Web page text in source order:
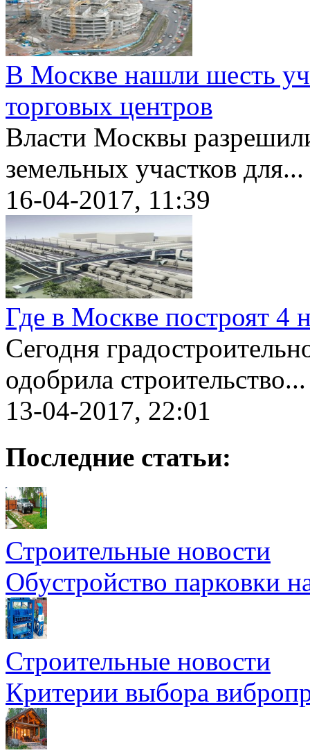
В Москве нашли шесть
торговых центров
Власти Москвы
земельных участков для...
16-04-2017, 11:39
Где в Москве построят
Сегодня
одобрила строительство...
13-04-2017, 22:01
Последние статьи:
Строительные новости
Обустройство парковки
Строительные новости
Критерии выбора